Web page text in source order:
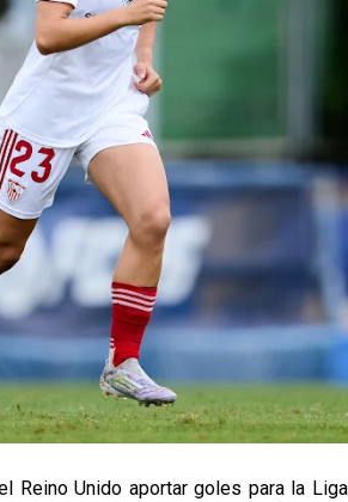
del número 16 tras la
tener al Estrela Amadora como
ya conoce su rival para
al Sevilla por Mercado
Reino Unido aportar goles para la Liga